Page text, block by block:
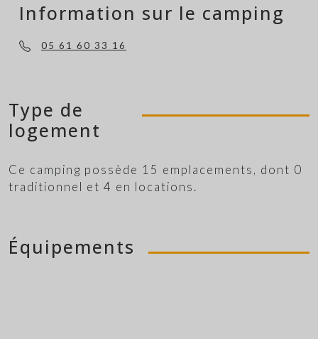
Information sur le camping
05 61 60 33 16
Type de
logement
Ce camping possède 15 emplacements, dont 0
traditionnel et 4 en locations.
Équipements